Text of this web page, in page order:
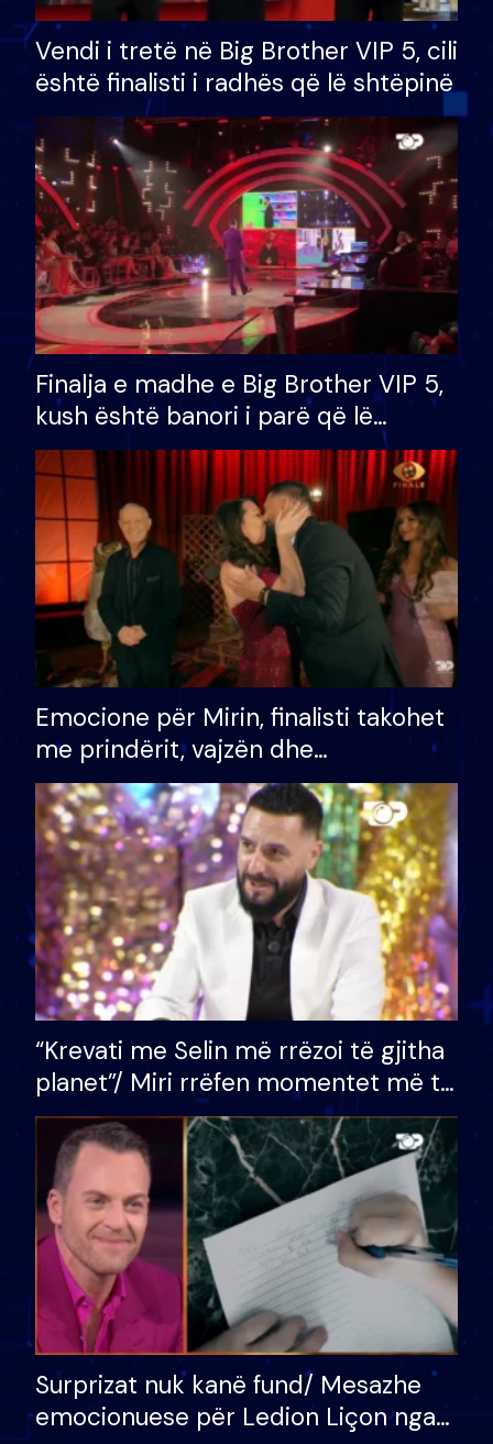
Vendi i tretë në Big Brother VIP 5, cili
është finalisti i radhës që lë shtëpinë
Finalja e madhe e Big Brother VIP 5,
kush është banori i parë që lë
shtëpinë dhe humb mundësinë për
të fituar çmimin e madh
Emocione për Mirin, finalisti takohet
me prindërit, vajzën dhe
bashkëshorten: S’kemi ndonjë letër
divorci apo jo?
“Krevati me Selin më rrëzoi të gjitha
planet”/ Miri rrëfen momentet më të
bukura në shtëpinë e BB VIP: Do më
mungojë zilja e mëngjesit kur…
Surprizat nuk kanë fund/ Mesazhe
emocionuese për Ledion Liçon nga